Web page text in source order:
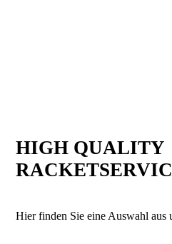
HIGH QUALITY
Hier finden Sie eine Auswahl aus